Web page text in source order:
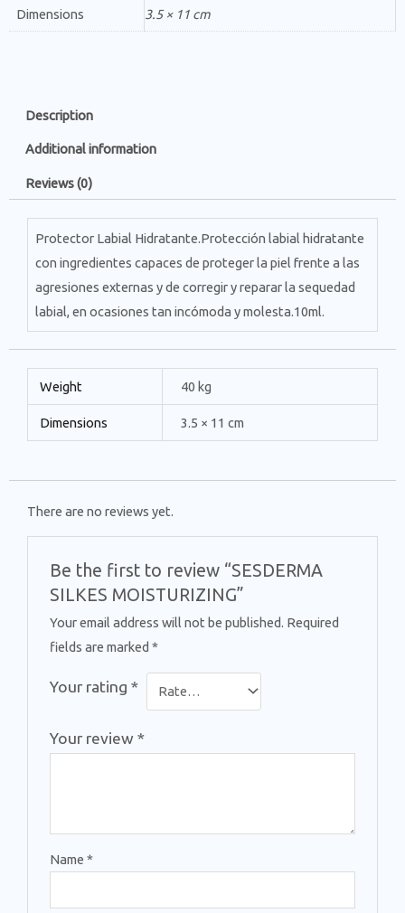
Dimensions 3.5 × 11 cm
Description
Additional information
Reviews (0)
Protector Labial Hidratante.Protección labial hidratante
con ingredientes capaces de proteger la piel frente a las
agresiones externas y de corregir y reparar la sequedad
labial, en ocasiones tan incómoda y molesta.10ml.
Weight 40 kg
Dimensions 3.5 × 11 cm
There are no reviews yet.
Be the first to review “SESDERMA
SILKES MOISTURIZING”
Your email address will not be published. Required
fields are marked*
Your rating*
Your review*
Name*